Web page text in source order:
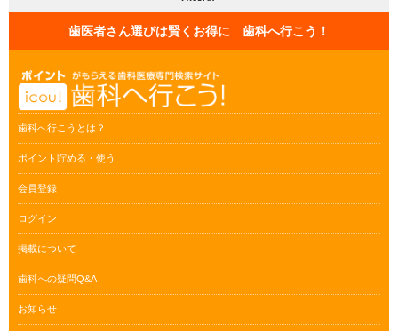
歯医者さん選びは賢くお得に 歯科へ行こう！
歯科へ行こうとは？
ポイント貯める・使う
会員登録
ログイン
掲載について
歯科への疑問Q&A
お知らせ